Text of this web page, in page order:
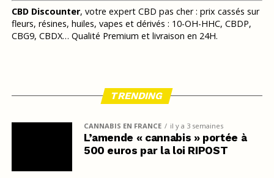
CBD Discounter, votre expert CBD pas cher : prix cassés sur
fleurs, résines, huiles, vapes et dérivés : 10-OH-HHC, CBDP,
CBG9, CBDX… Qualité Premium et livraison en 24H.
TRENDING
CANNABIS EN FRANCE il y a 3 semaines
L’amende « cannabis » portée à
500 euros par la loi RIPOST